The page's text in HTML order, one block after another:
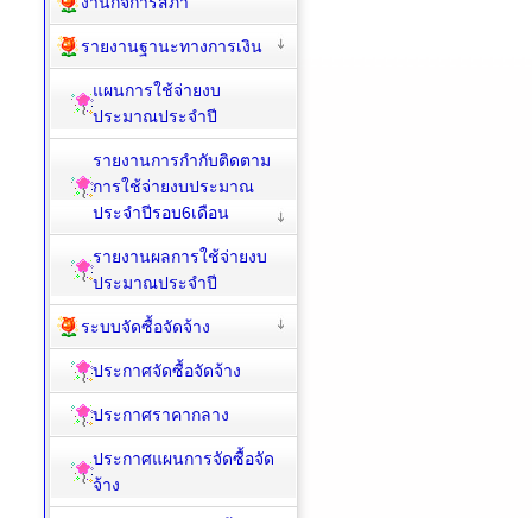
รายงานฐานะทางการเงิน
แผนการใช้จ่ายงบ
ประมาณประจำปี
รายงานการกำกับติดตาม
การใช้จ่ายงบประมาณ
ประจำปีรอบ6เดือน
รายงานผลการใช้จ่ายงบ
ประมาณประจำปี
ระบบจัดซื้อจัดจ้าง
ประกาศจัดซื้อจัดจ้าง
ประกาศราคากลาง
ประกาศแผนการจัดซื้อจัด
จ้าง